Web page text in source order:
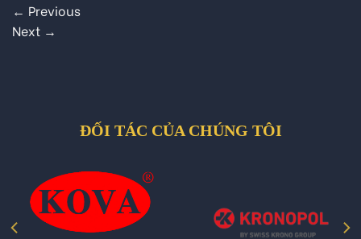
← Previous
Next →
ĐỐI TÁC CỦA CHÚNG TÔI